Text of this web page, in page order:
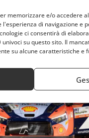
memorizzare e/o accedere
di navigazione e
ci consentirà di
su questo sito. Il
su alcune caratteristiche e